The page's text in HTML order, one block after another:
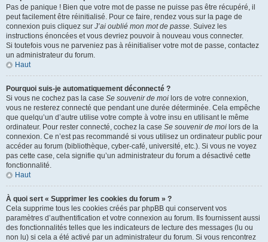
Pas de panique ! Bien que votre mot de passe ne puisse pas être récupéré, il
peut facilement être réinitialisé. Pour ce faire, rendez vous sur la page de
connexion puis cliquez sur J’ai oublié mon mot de passe. Suivez les
instructions énoncées et vous devriez pouvoir à nouveau vous connecter.
Si toutefois vous ne parveniez pas à réinitialiser votre mot de passe, contactez
un administrateur du forum.
Haut
Pourquoi suis-je automatiquement déconnecté ?
Si vous ne cochez pas la case Se souvenir de moi lors de votre connexion,
vous ne resterez connecté que pendant une durée déterminée. Cela empêche
que quelqu’un d’autre utilise votre compte à votre insu en utilisant le même
ordinateur. Pour rester connecté, cochez la case Se souvenir de moi lors de la
connexion. Ce n’est pas recommandé si vous utilisez un ordinateur public pour
accéder au forum (bibliothèque, cyber-café, université, etc.). Si vous ne voyez
pas cette case, cela signifie qu’un administrateur du forum a désactivé cette
fonctionnalité.
Haut
À quoi sert « Supprimer les cookies du forum » ?
Cela supprime tous les cookies créés par phpBB qui conservent vos
paramètres d’authentification et votre connexion au forum. Ils fournissent aussi
des fonctionnalités telles que les indicateurs de lecture des messages (lu ou
non lu) si cela a été activé par un administrateur du forum. Si vous rencontrez